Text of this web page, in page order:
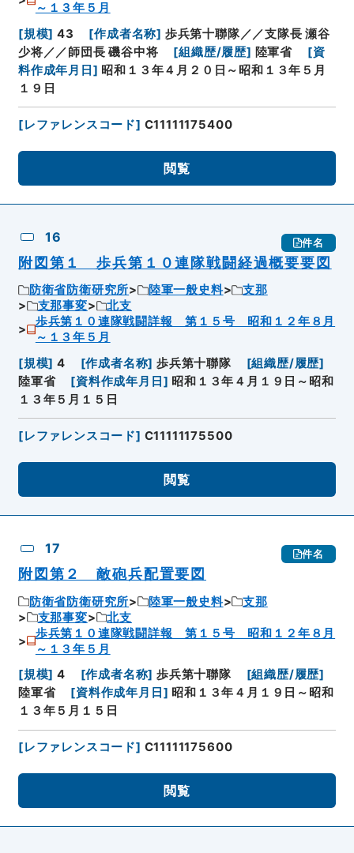
～１３年５月
[規模] 43 [作成者名称] 歩兵第十聯隊／／支隊長 瀬谷
少将／／師団長 磯谷中将
[組織歴/履歴] 陸軍省 [資
料作成年月日 ] 昭和１３年４月２０日～昭和１３年５月
１９日
[レファレンスコード] C11111175400
閲覧
16 件名
附図第１ 歩兵第１０連隊戦闘経過概要要図
防衛省防衛研究所 陸軍一般史料
支那
支那事変
北支
歩兵第１０連隊戦闘詳報 第１５号 昭和１２年８月
～１３年５月
[規模] 4 [作成者名称] 歩兵第十聯隊 [組織歴/履歴]
陸軍省
[資料作成年月日 ] 昭和１３年４月１９日～昭和
１３年５月１５日
[レファレンスコード] C11111175500
閲覧
17 件名
附図第２ 敵砲兵配置要図
防衛省防衛研究所 陸軍一般史料
支那
支那事変
北支
歩兵第１０連隊戦闘詳報 第１５号 昭和１２年８月
～１３年５月
[規模] 4 [作成者名称] 歩兵第十聯隊 [組織歴/履歴]
陸軍省
[資料作成年月日 ] 昭和１３年４月１９日～昭和
１３年５月１５日
[レファレンスコード] C11111175600
閲覧